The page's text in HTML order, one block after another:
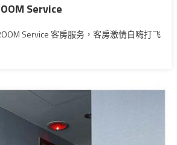
Service
Service 客房服务，客房激情自嗨打飞